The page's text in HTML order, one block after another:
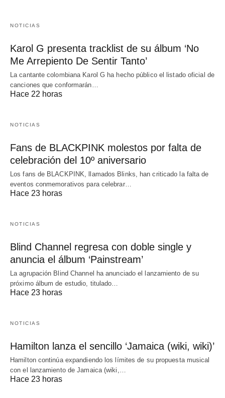
NOTICIAS
Karol G presenta tracklist de su álbum ‘No
Me Arrepiento De Sentir Tanto’
La cantante colombiana Karol G ha hecho público el listado oficial de
canciones que conformarán…
Hace 22 horas
NOTICIAS
Fans de BLACKPINK molestos por falta de
celebración del 10º aniversario
Los fans de BLACKPINK, llamados Blinks, han criticado la falta de
eventos conmemorativos para celebrar…
Hace 23 horas
NOTICIAS
Blind Channel regresa con doble single y
anuncia el álbum ‘Painstream’
La agrupación Blind Channel ha anunciado el lanzamiento de su
próximo álbum de estudio, titulado…
Hace 23 horas
NOTICIAS
Hamilton lanza el sencillo ‘Jamaica (wiki, wiki)’
Hamilton continúa expandiendo los límites de su propuesta musical
con el lanzamiento de Jamaica (wiki,…
Hace 23 horas